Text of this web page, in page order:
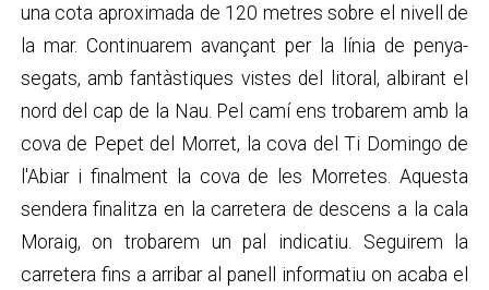
una cota aproximada de 120 metres sobre el nivell de
la mar. Continuarem avançant per la línia de penya-
segats, amb fantàstiques vistes del litoral, albirant el
nord del cap de la Nau. Pel camí ens trobarem amb la
cova de Pepet del Morret, la cova del Ti Domingo de
l'Abiar i finalment la cova de les Morretes. Aquesta
sendera finalitza en la carretera de descens a la cala
Moraig, on trobarem un pal indicatiu. Seguirem la
carretera fins a arribar al panell informatiu on acaba el